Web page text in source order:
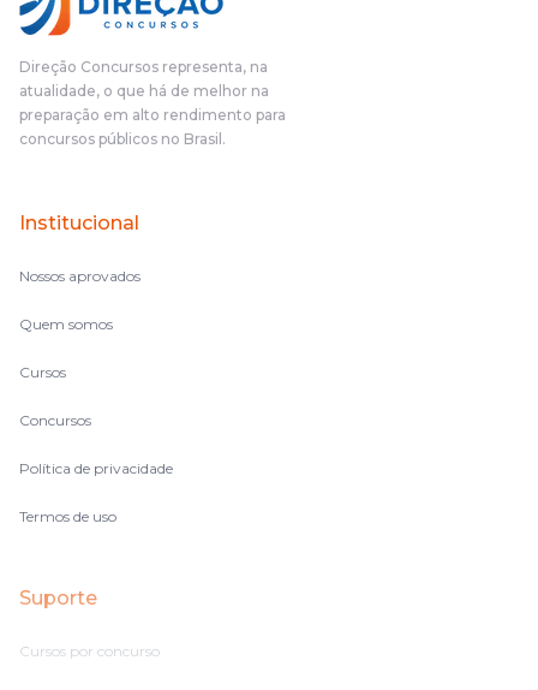
Direção Concursos representa, na
atualidade, o que há de melhor na
preparação em alto rendimento para
concursos públicos no Brasil.
Institucional
Nossos aprovados
Quem somos
Cursos
Concursos
Política de privacidade
Termos de uso
Suporte
Cursos por concurso